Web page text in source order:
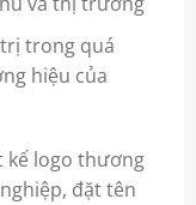
trong quá
hiệu của
kế logo thương
đặt tên